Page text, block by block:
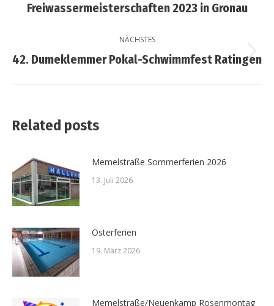
Freiwassermeisterschaften 2023 in Gronau
NÄCHSTES
42. Dumeklemmer Pokal-Schwimmfest Ratingen
Related posts
Memelstraße Sommerferien 2026
13. Juli 2026
Osterferien
19. März 2026
Memelstraße/Neuenkamp Rosenmontag